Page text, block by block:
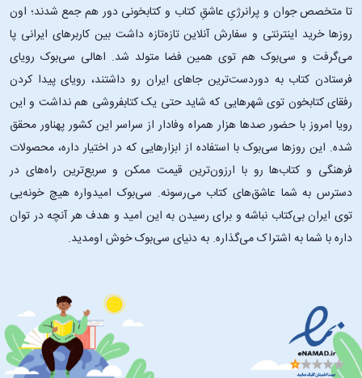
تا متخصص جوان و پرانرژیِ عاشقِ کتاب و کتابخونی دور هم جمع شدند؛ اون‌
روزها خرید اینترنتی و سفارش آنلاین تازه‌تازه داشت بین کاربرهای ایرانی پا
می‌گرفت و سی‌بوک هم توی همین فضا متولد شد. اهالی سی‌بوک رویای
فرستادن کتاب به دوردست‌ترین جاهای ایران رو داشتند، رویای پیدا کردن
رفقای کتابخون توی شهرهایی که شاید حتی یک کتابفروشی هم نداشت و این
رویا امروز با حضور صدها هزار همراه وفادار از سراسر این کشور پهناور محقق
شده. این ‌روزها سی‌بوک با استفاده از ابزارهایی که در اختیار داره، محصولات
فرهنگی و کتاب‌ها رو با ارزون‌ترین قیمت ممکن و سریع‌ترین راه‌های در
دسترس به شما عاشق‌های کتاب می‌رسونه. سی‌بوک امیدواره هیچ خونه‌یی
توی ایران بی‌کتاب نباشه و برای رسیدن به این امید و هدف هر آنچه در توان
داره با شما به اشتراک می‌گذاره. به دنیای سی‌بوک خوش اومدید.